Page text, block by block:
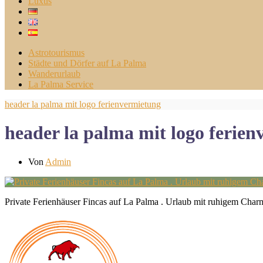
Astrotourismus
Städte und Dörfer auf La Palma
Wanderurlaub
La Palma Service
header la palma mit logo ferienvermietung
header la palma mit logo
Von Admin
Private Ferienhäuser Fincas auf La Palma . Urlaub mit ruhigem